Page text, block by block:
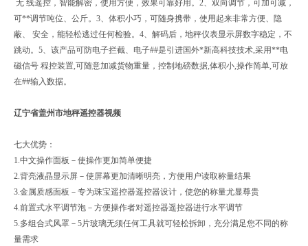
无 线遥控，智能解密，使用方便，效果可靠好用。2、双向调节，可加可减，
可**调节吨位、公斤。3、体积小巧，可随身携带，使用起来非常方便、隐
蔽、 安全，能轻松逃过任何检验。4、解码后，地秤仪表显示屏数字稳定，不
跳动。5、该产品可防电子拦截、电子##是引进国外*新高科技技术,采用**电
磁信号 程控装置,可随意加减货物重量，控制地磅数据,体积小,操作简单,可放
在##输入数据。
辽宁省盖州市地秤遥控器视频
七大优势：
1.中文操作面板－使操作更加简单便捷
2.背亮液晶显示屏－使屏幕更加清晰明亮，方便用户读取称量结果
3.金属质感面板－专为珠宝遥控器遥控器设计，使您的称量尤显尊贵
4.前置式水平调节泡－方便操作者对遥控器遥控器进行水平调节
5.多组合式风罩－5片玻璃无须任何工具就可轻松拆卸，充分满足您不同的称
量需求